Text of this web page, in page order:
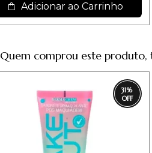
Adicionar ao Carrinho
Quem comprou este produto,
31%